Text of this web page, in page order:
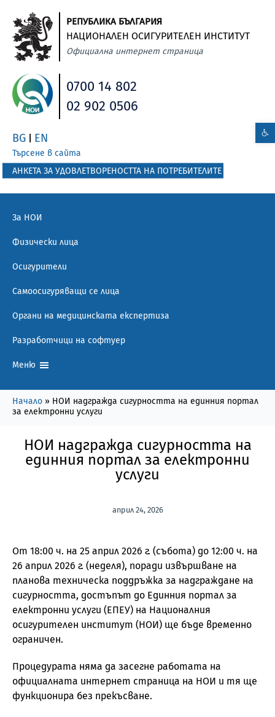
РЕПУБЛИКА БЪЛГАРИЯ
НАЦИОНАЛЕН ОСИГУРИТЕЛЕН ИНСТИТУТ
Официална интернет страница
0700 14 802
02 902 0506
BG EN
Търсене в сайта
АНКЕТА ЗА УДОВЛЕТВОРЕНОСТТА НА ПОТРЕБИТЕЛИТЕ
За НОИ
Физически лица
Осигурители
Самоосигуряващи се лица
Органи на медицинската експертиза
Разработчици на софтуер
Меню
Начало » НОИ надгражда сигурността на единния портал
за електронни услуги
НОИ надгражда сигурността на
единния портал за електронни
услуги
април 24, 2026
От 18:00 ч. на 25 април 2026 г. (събота) до 12:00 ч. на
26 април 2026 г. (неделя), поради извършване на
планова техническа поддръжка за надграждане на
сигурността, достъпът до Единния портал за
електронни услуги (ЕПЕУ) на Националния
осигурителен институт (НОИ) ще бъде временно
ограничен.
Процедурата няма да засегне работата на
официалната интернет страница на НОИ и тя ще
функционира без прекъсване.